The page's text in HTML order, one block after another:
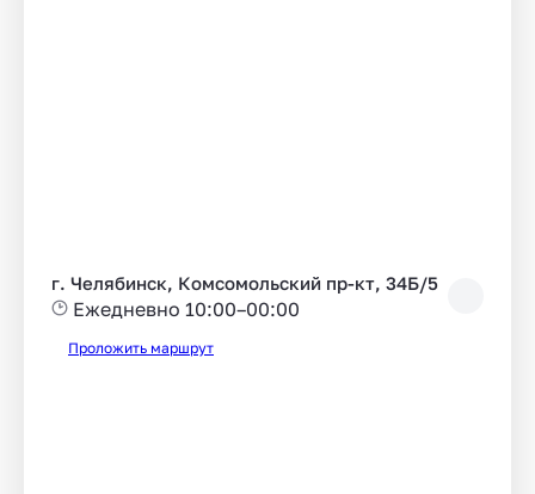
г. Челябинск, Комсомольский пр-кт, 34Б/5
Ежедневно 10:00–00:00
Проложить маршрут